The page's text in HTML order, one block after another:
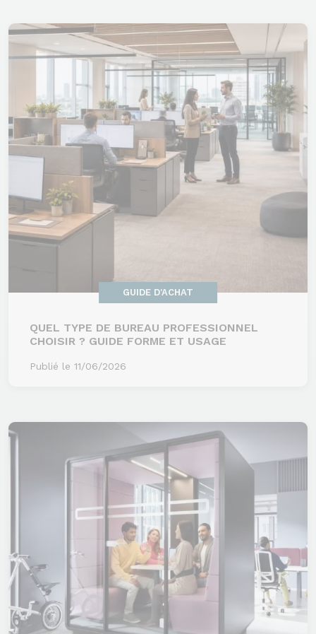
QUEL TYPE DE BUREAU PROFESSIONNEL
CHOISIR ? GUIDE FORME ET USAGE
GUIDE D'ACHAT
Publié le 11/06/2026